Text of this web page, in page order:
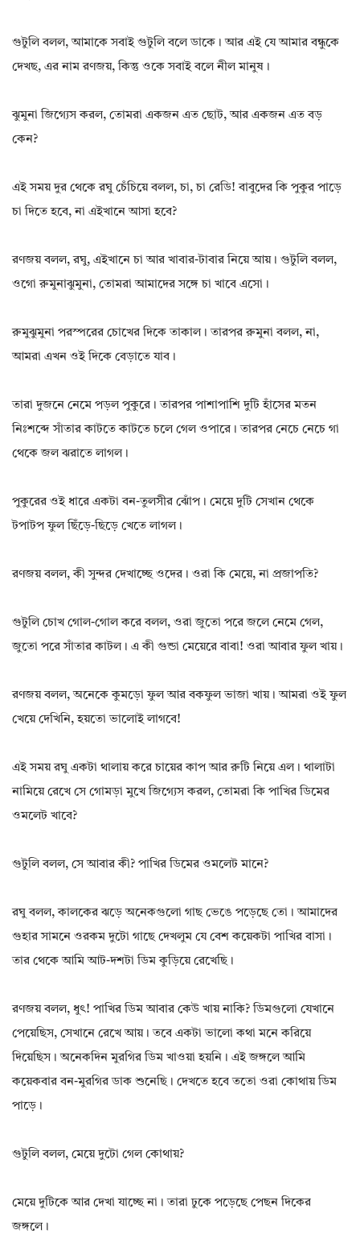
গুটুলি বলল, আমাকে সবাই গুটুলি বলে ডাকে। আর এই যে আমার বন্ধুকে
দেখছ, এর নাম রণজয়, কিন্তু ওকে সবাই বলে নীল মানুষ।
ঝুমুনা জিগ্যেস করল, তোমরা একজন এত ছোট, আর একজন এত বড়
কেন?
এই সময় দুর থেকে রঘু চেঁচিয়ে বলল, চা, চা রেডি! বাবুদের কি পুকুর পাড়ে
চা দিতে হবে, না এইখানে আসা হবে?
রণজয় বলল, রঘু, এইখানে চা আর খাবার-টাবার নিয়ে আয়। গুটুলি বলল,
ওগো রুমুনাঝুমুনা, তোমরা আমাদের সঙ্গে চা খাবে এসো।
রুমুঝুমুনা পরস্পরের চোখের দিকে তাকাল। তারপর রুমুনা বলল, না,
আমরা এখন ওই দিকে বেড়াতে যাব।
তারা দুজনে নেমে পড়ল পুকুরে। তারপর পাশাপাশি দুটি হাঁসের মতন
নিঃশব্দে সাঁতার কাটতে কাটতে চলে গেল ওপারে। তারপর নেচে নেচে গা
থেকে জল ঝরাতে লাগল।
পুকুরের ওই ধারে একটা বন-তুলসীর ঝোঁপ। মেয়ে দুটি সেখান থেকে
টপাটপ ফুল ছিঁড়ে-ছিড়ে খেতে লাগল।
রণজয় বলল, কী সুন্দর দেখাচ্ছে ওদের। ওরা কি মেয়ে, না প্রজাপতি?
গুটুলি চোখ গোল-গোল করে বলল, ওরা জুতো পরে জলে নেমে গেল,
জুতো পরে সাঁতার কাটল। এ কী গুন্ডা মেয়েরে বাবা! ওরা আবার ফুল খায়।
রণজয় বলল, অনেকে কুমড়ো ফুল আর বকফুল ভাজা খায়। আমরা ওই ফুল
খেয়ে দেখিনি, হয়তো ভালোই লাগবে!
এই সময় রঘু একটা থালায় করে চায়ের কাপ আর রুটি নিয়ে এল। থালাটা
নামিয়ে রেখে সে গোমড়া মুখে জিগ্যেস করল, তোমরা কি পাখির ডিমের
ওমলেট খাবে?
গুটুলি বলল, সে আবার কী? পাখির ডিমের ওমলেট মানে?
রঘু বলল, কালকের ঝড়ে অনেকগুলো গাছ ভেঙে পড়েছে তো। আমাদের
গুহার সামনে ওরকম দুটো গাছে দেখলুম যে বেশ কয়েকটা পাখির বাসা।
তার থেকে আমি আট-দশটা ডিম কুড়িয়ে রেখেছি।
রণজয় বলল, ধুৎ! পাখির ডিম আবার কেউ খায় নাকি? ডিমগুলো যেখানে
পেয়েছিস, সেখানে রেখে আয়। তবে একটা ভালো কথা মনে করিয়ে
দিয়েছিস। অনেকদিন মুরগির ডিম খাওয়া হয়নি। এই জঙ্গলে আমি
কয়েকবার বন-মুরগির ডাক শুনেছি। দেখতে হবে ততো ওরা কোথায় ডিম
পাড়ে।
গুটুলি বলল, মেয়ে দুটো গেল কোথায়?
মেয়ে দুটিকে আর দেখা যাচ্ছে না। তারা ঢুকে পড়েছে পেছন দিকের
জঙ্গলে।